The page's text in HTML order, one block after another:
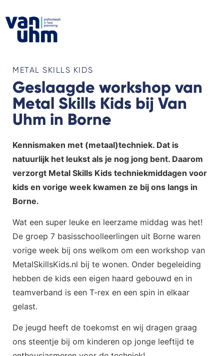
METAL SKILLS KIDS
Geslaagde workshop van
Metal Skills Kids bij Van
Uhm in Borne
Kennismaken met (metaal)techniek. Dat is
natuurlijk het leukst als je nog jong bent. Daarom
verzorgt Metal Skills Kids techniekmiddagen voor
kids en vorige week kwamen ze bij ons langs in
Borne.
Wat een super leuke en leerzame middag was het!
De groep 7 basisschoolleerlingen uit Borne waren
vorige week bij ons welkom om een workshop van
MetalSkillsKids.nl bij te wonen. Onder begeleiding
hebben de kids een eigen haard gebouwd en in
teamverband is een T-rex en een spin in elkaar
gelast.
De jeugd heeft de toekomst en wij dragen graag
ons steentje bij om kinderen op jonge leeftijd te